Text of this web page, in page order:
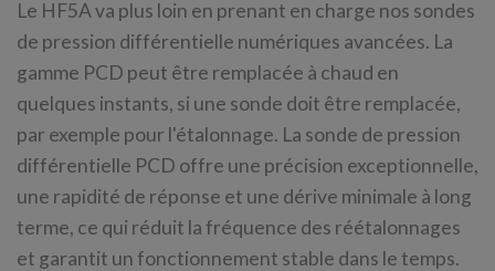
Le HF5A va plus loin en prenant en charge nos sondes
de pression différentielle numériques avancées. La
gamme PCD peut être remplacée à chaud en
quelques instants, si une sonde doit être remplacée,
par exemple pour l'étalonnage. La sonde de pression
différentielle PCD offre une précision exceptionnelle,
une rapidité de réponse et une dérive minimale à long
terme, ce qui réduit la fréquence des réétalonnages
et garantit un fonctionnement stable dans le temps.